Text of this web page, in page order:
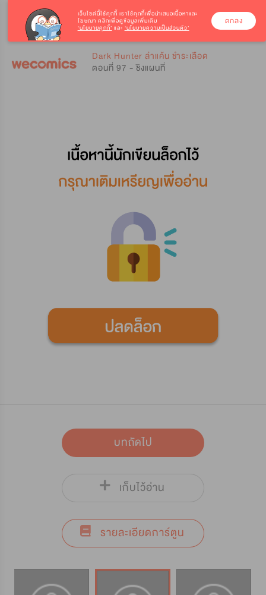
Dark Hunter ล่าแค้น ชำระเลือด
ตอนที่ 97 - ชิงแผนที่
บทถัดไป
เก็บไว้อ่าน
รายละเอียดการ์ตูน
เว็บไซต์นี้ใช้คุกกี้ เราใช้คุกกี้เพื่อนำเสนอเนื้อหาและ
โฆษณา คลิกเพื่อดูข้อมูลเพิ่มเติม
‘นโยบายคุกกี้’ และ ‘นโยบายความเป็นส่วนตัว’
ตกลง